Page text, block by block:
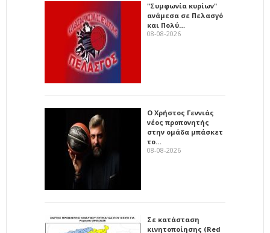
"Συμφωνία κυρίων"
ανάμεσα σε Πελασγό
και Πολύ…
08-08-2026
Ο Χρήστος Γεννιάς
νέος προπονητής
στην ομάδα μπάσκετ
το…
08-08-2026
Σε κατάσταση
κινητοποίησης (Red